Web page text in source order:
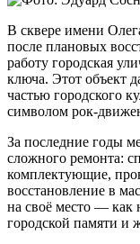
В сквере имени
после плановых
работу городская
ключа. Этот объект
частью городского
символом рок-
За последние годы
сложного ремонта:
комплектующие,
восстановление в
на своё место — как
городской памяти и